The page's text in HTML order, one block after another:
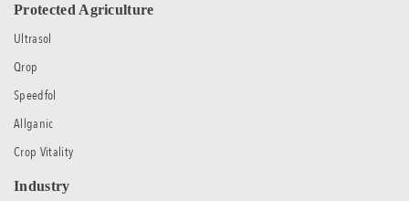
Protected Agriculture
Ultrasol
Qrop
Speedfol
Allganic
Crop Vitality
Industry